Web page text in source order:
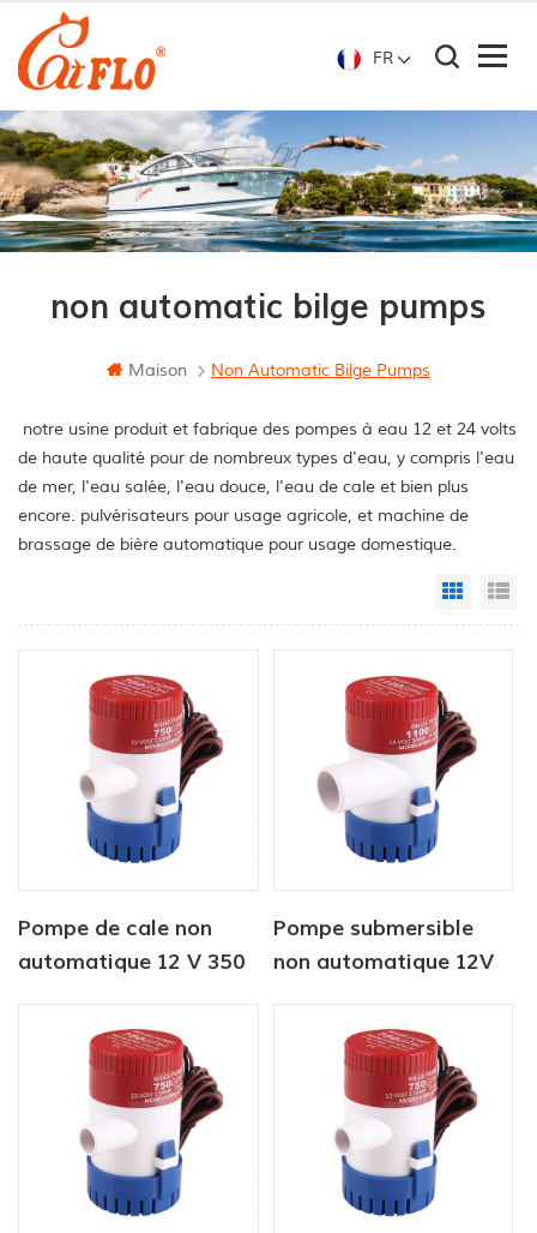
FR
non automatic bilge pumps
Maison Non Automatic Bilge Pumps
notre usine produit et fabrique des pompes à eau 12 et 24 volts
de haute qualité pour de nombreux types d'eau, y compris l'eau
de mer, l'eau salée, l'eau douce, l'eau de cale et bien plus
encore. pulvérisateurs pour usage agricole, et machine de
brassage de bière automatique pour usage domestique.
Grid
Pompe de cale non
automatique 12 V 350
Pompe submersible
non automatique 12V